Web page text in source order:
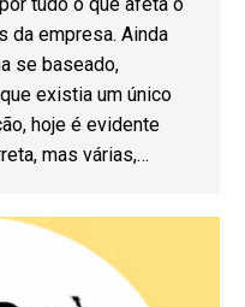
da empresa. Ainda
se baseado,
existia um único
hoje é evidente
mas várias,…